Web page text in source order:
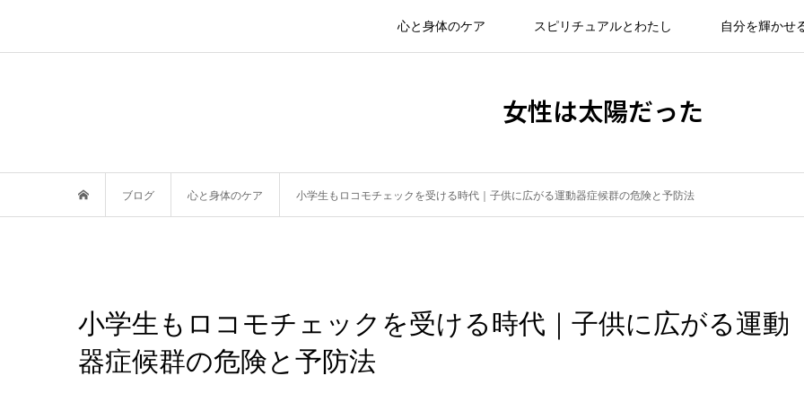
心と身体のケア スピリチュアルとわたし 自分を輝かせ
女性は太陽だった
ブログ 心と身体のケア 小学生もロコモチェックを受ける時代｜子供に広がる運動器症候群の危険と予防法
小学生もロコモチェックを受ける時代｜子供に広がる運動
器症候群の危険と予防法